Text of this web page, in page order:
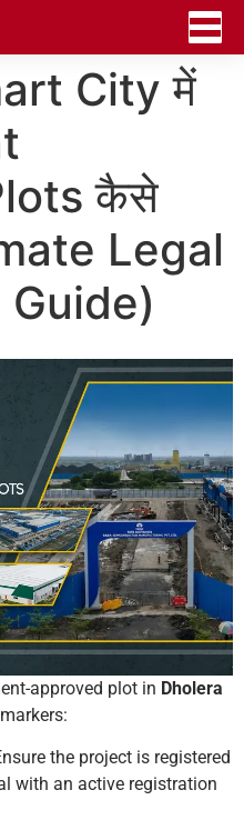
City में
कैसे
Legal
approved plot in Dholera
the project is registered
with an active registration